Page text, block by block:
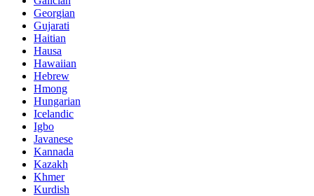
Georgian
Gujarati
Haitian
Hausa
Hawaiian
Hebrew
Hmong
Hungarian
Icelandic
Igbo
Javanese
Kannada
Kazakh
Khmer
Kurdish